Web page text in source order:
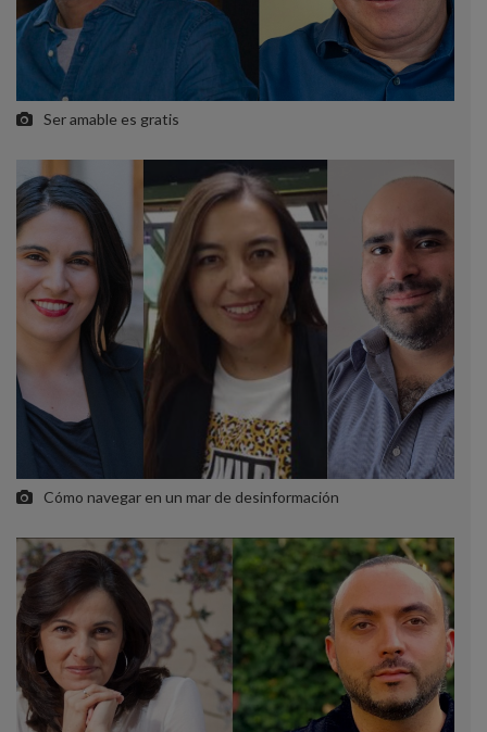
Ser amable es gratis
Cómo navegar en un mar de desinformación